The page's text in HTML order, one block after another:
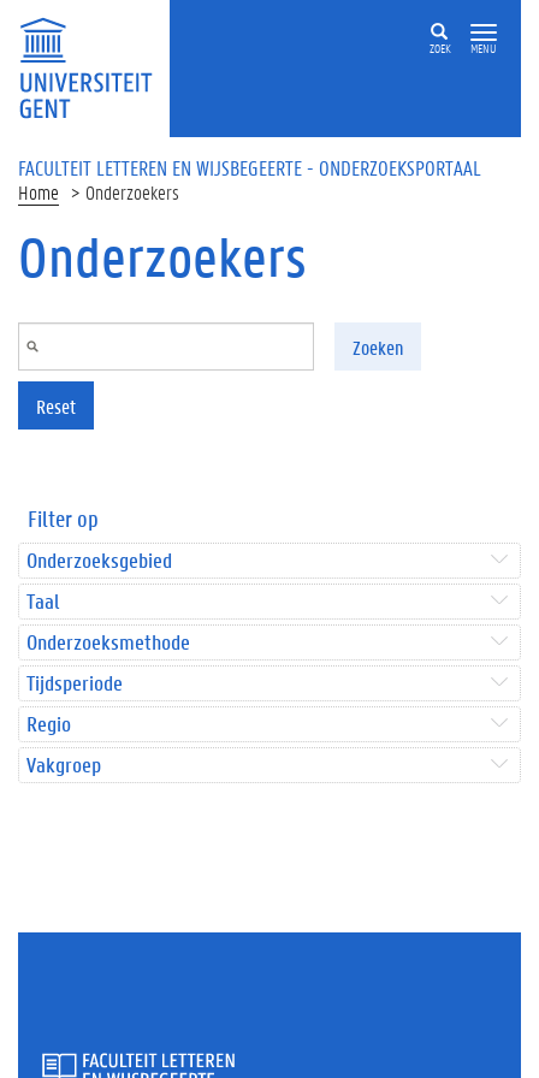
Overslaan en naar de inhoud gaan
ZOEK MENU
FACULTEIT LETTEREN EN WIJSBEGEERTE - ONDERZOEKSPORTAAL
Home Onderzoekers
Onderzoekers
Zoeken
Reset
Filter op
Onderzoeksgebied
Taal
Onderzoeksmethode
Tijdsperiode
Regio
Vakgroep